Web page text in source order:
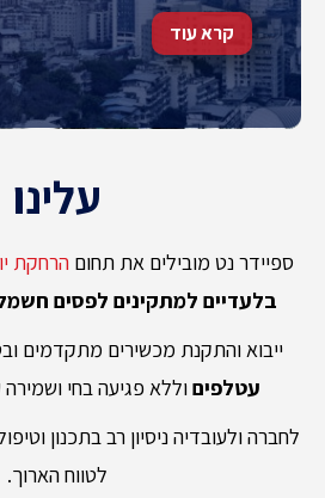
קרא עוד
עלינו
ספיידר נט מובילים את תחוםהרחקת
בלעדיים למתקינים לפסים
ייבוא והתקנת מכשירים מתקדמים
עטלפיםוללא פגיעה בחי
לחברה ולעובדיה ניסיון רב בתכנון
לטווח הארוך.